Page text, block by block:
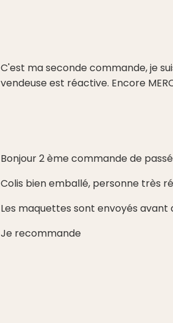
C'est ma seconde commande, je
vendeuse est réactive. Encore
Bonjour 2 ème commande de
Colis bien emballé, personne très
Les maquettes sont envoyés
Je recommande